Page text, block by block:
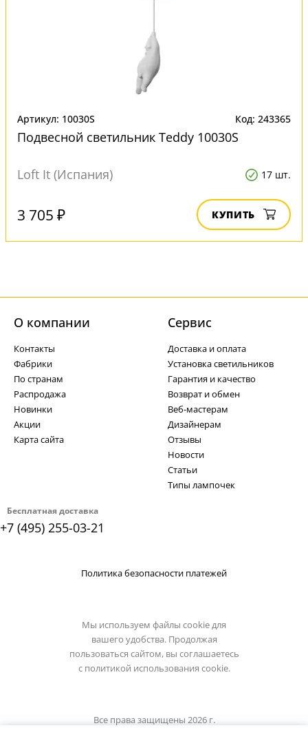
Артикул: 10030S Код: 243365
Подвесной светильник Teddy 10030S
Loft It (Испания) 17 шт.
3 705 ₽ КУПИТЬ
Бесплатная доставка
+7 (495) 255-03-21
О компании
Контакты
Фабрики
По странам
Распродажа
Новинки
Акции
Карта сайта
Cервис
Доставка и оплата
Установка светильников
Гарантия и качество
Возврат и обмен
Веб-мастерам
Дизайнерам
Отзывы
Новости
Статьи
Типы лампочек
Политика безопасности платежей
Мы используем файлы cookie для
вашего удобства. Продолжая
пользоваться сайтом, вы соглашаетесь
с политикой использования cookie.
Все права защищены 2026 г.